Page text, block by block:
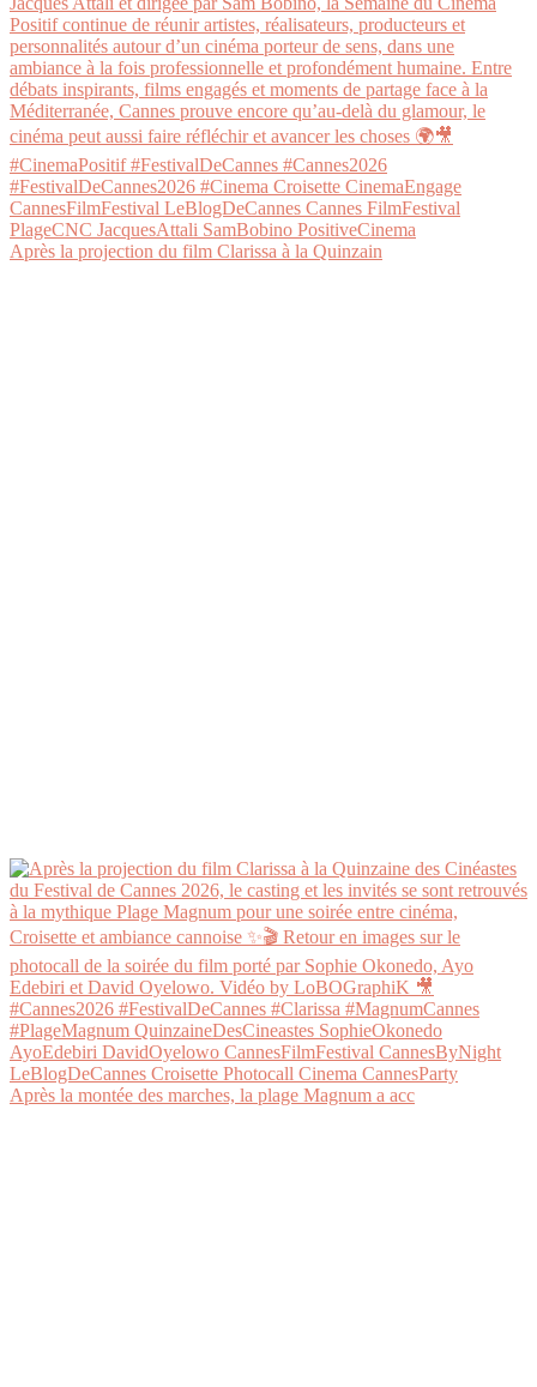
Après la projection du film Clarissa à la Quinzain
Après la montée des marches, la plage Magnum a acc